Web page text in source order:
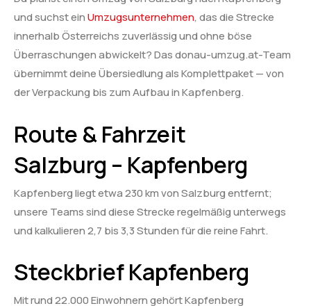
und suchst einUmzugsunternehmen, das die Strecke
innerhalb Österreichs zuverlässig und ohne böse
Überraschungen abwickelt? Das donau-umzug.at-Team
übernimmt deine Übersiedlung als Komplettpaket — von
der Verpackung bis zum Aufbau in Kapfenberg.
Route & Fahrzeit
Salzburg – Kapfenberg
Kapfenberg liegt etwa 230 km von Salzburg entfernt;
unsere Teams sind diese Strecke regelmäßig unterwegs
und kalkulieren 2,7 bis 3,3 Stunden für die reine Fahrt.
Steckbrief Kapfenberg
Mit rund 22.000 Einwohnern gehört Kapfenberg